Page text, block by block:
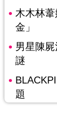
木木林
金」
男星陳
謎
題